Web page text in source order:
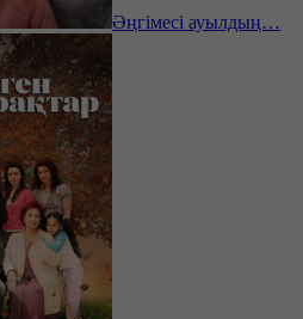
Әңгімесі ауылдың…